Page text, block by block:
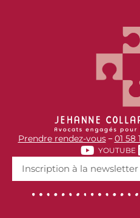
Prendre rendez-vous–01 58
YOUTUBE